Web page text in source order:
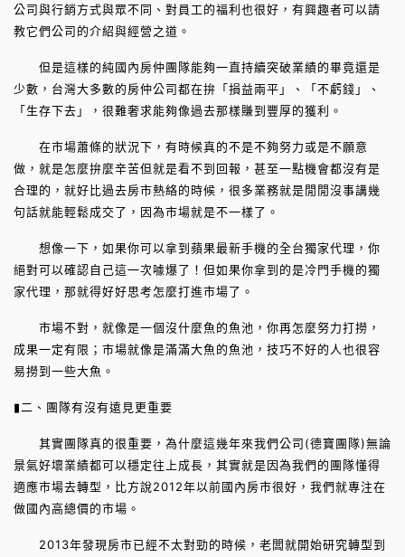
公司與行銷方式與眾不同、對員工的福利也很好，有興趣者可以請
教它們公司的介紹與經營之道。
但是這樣的純國內房仲團隊能夠一直持續突破業績的畢竟還是
少數，台灣大多數的房仲公司都在拚「損益兩平」、「不虧錢」、
「生存下去」，很難奢求能夠像過去那樣賺到豐厚的獲利。
在市場蕭條的狀況下，有時候真的不是不夠努力或是不願意
做，就是怎麼拚麼辛苦但就是看不到回報，甚至一點機會都沒有是
合理的，就好比過去房市熱絡的時候，很多業務就是閒閒沒事講幾
句話就能輕鬆成交了，因為市場就是不一樣了。
想像一下，如果你可以拿到蘋果最新手機的全台獨家代理，你
絕對可以確認自己這一次噱爆了！但如果你拿到的是冷門手機的獨
家代理，那就得好好思考怎麼打進市場了。
市場不對，就像是一個沒什麼魚的魚池，你再怎麼努力打撈，
成果一定有限；市場就像是滿滿大魚的魚池，技巧不好的人也很容
易撈到一些大魚。
▮二、團隊有沒有遠見更重要
其實團隊真的很重要，為什麼這幾年來我們公司(德寶團隊)無論
景氣好壞業績都可以穩定往上成長，其實就是因為我們的團隊懂得
適應市場去轉型，比方說2012年以前國內房市很好，我們就專注在
做國內高總價的市場。
2013年發現房市已經不太對勁的時候，老闆就開始研究轉型到